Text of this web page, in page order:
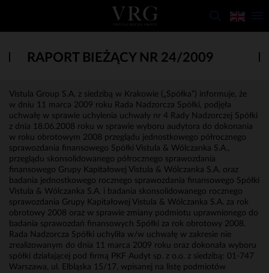
RAPORT BIEŻĄCY NR 24/2009
Vistula Group S.A. z siedzibą w Krakowie („Spółka”) informuje, że
w dniu 11 marca 2009 roku Rada Nadzorcza Spółki, podjęła
uchwałę w sprawie uchylenia uchwały nr 4 Rady Nadzorczej Spółki
z dnia 18.06.2008 roku w sprawie wyboru audytora do dokonania
w roku obrotowym 2008 przeglądu jednostkowego półrocznego
sprawozdania finansowego Spółki Vistula & Wólczanka S.A.,
przeglądu skonsolidowanego półrocznego sprawozdania
finansowego Grupy Kapitałowej Vistula & Wólczanka S.A. oraz
badania jednostkowego rocznego sprawozdania finansowego Spółki
Vistula & Wólczanka S.A. i badania skonsolidowanego rocznego
sprawozdania Grupy Kapitałowej Vistula & Wólczanka S.A. za rok
obrotowy 2008 oraz w sprawie zmiany podmiotu uprawnionego do
badania sprawozdań finansowych Spółki za rok obrotowy 2008.
Rada Nadzorcza Spółki uchyliła w/w uchwałę w zakresie nie
zrealizowanym do dnia 11 marca 2009 roku oraz dokonała wyboru
spółki działającej pod firmą PKF Audyt sp. z o.o. z siedzibą: 01-747
Warszawa, ul. Elbląska 15/17, wpisanej na listę podmiotów